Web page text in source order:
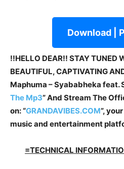
Download |
!!HELLO DEAR!! STAY TUNED
BEAUTIFUL, CAPTIVATING
Maphuma – Syababheka feat.
The Mp3”And Stream The
on: “GRANDAVIBES.COM”,
music and entertainment
=TECHNICAL